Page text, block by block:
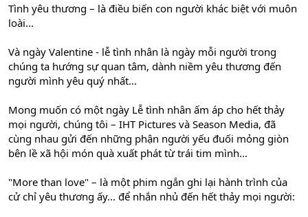
Tình yêu thương – là điều biến con người khác biệt với muôn
loài...
Và ngày Valentine - lễ tình nhân là ngày mỗi người trong
chúng ta hướng sự quan tâm, dành niềm yêu thương đến
người mình yêu quý nhất...
Mong muốn có một ngày Lễ tình nhân ấm áp cho hết thảy
mọi người, chúng tôi – IHT Pictures và Season Media, đã
cùng nhau gửi đến những phận người yếu đuối mỏng giòn
bên lề xã hội món quà xuất phát từ trái tim mình...
"More than love" – là một phim ngắn ghi lại hành trình của
cử chỉ yêu thương ấy... để nhắn nhủ đến hết thảy mọi người: